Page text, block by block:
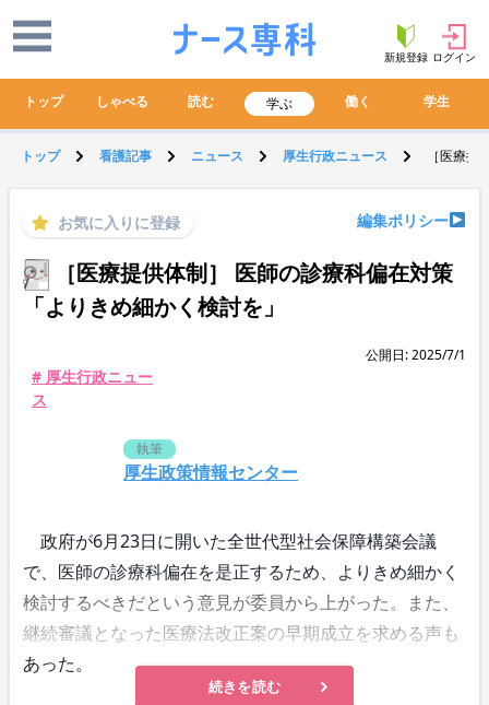
新規登録 ログイン
トップ しゃべる 読む 学ぶ 働く 学生
トップ 看護記事 ニュース 厚生行政ニュース ［医療
お気に入りに登録 編集ポリシー
［医療提供体制］ 医師の診療科偏在対策
「よりきめ細かく検討を」
公開日: 2025/7/1
# 厚生行政ニュー
ス
執筆
厚生政策情報センター
政府が6月23日に開いた全世代型社会保障構築会議
で、医師の診療科偏在を是正するため、よりきめ細かく
検討するべきだという意見が委員から上がった。また、
継続審議となった医療法改正案の早期成立を求める声も
あった。
続きを読む